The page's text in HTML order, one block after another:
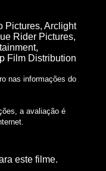
Pictures, Arclight
Rider Pictures,
Film Distribution
nas informações do
a avaliação é
este filme.